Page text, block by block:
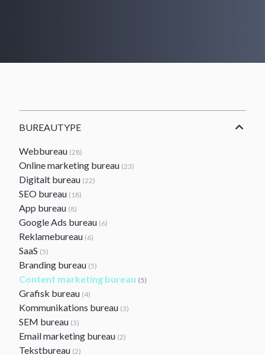
BUREAUTYPE
Webbureau (28)
Online marketing bureau (23)
Digitalt bureau (22)
SEO bureau (18)
App bureau (8)
Google Ads bureau (6)
Reklamebureau (6)
SaaS (5)
Branding bureau (5)
Content marketing bureau (5)
Grafisk bureau (4)
Kommunikations bureau (3)
SEM bureau (3)
Email marketing bureau (2)
Tekstbureau (2)